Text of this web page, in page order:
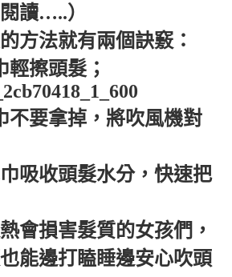
讀…..）
方法就有兩個訣竅：
輕擦頭髮；
不要拿掉，將吹風機對
吸收頭髮水分，快速把
會損害髮質的女孩們，
能邊打瞌睡邊安心吹頭